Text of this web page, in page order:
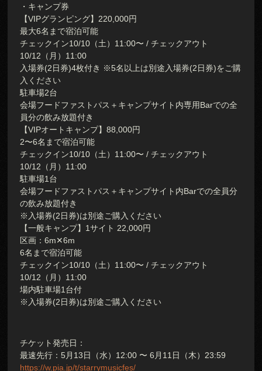
・キャンプ券
【VIPグランピング】220,000円
最大6名まで宿泊可能
チェックイン10/10（土）11:00〜 / チェックアウト
10/12（月）11:00
入場券(2日券)4枚付き ※5名以上は別途入場券(2日券)をご購
入ください
駐車場2台
会場フードファストパス＋キャンプサイト内専用Barでの全
員分の飲み放題付き
【VIPオートキャンプ】88,000円
2〜6名まで宿泊可能
チェックイン10/10（土）11:00〜 / チェックアウト
10/12（月）11:00
駐車場1台
会場フードファストパス＋キャンプサイト内Barでの全員分
の飲み放題付き
※入場券(2日券)は別途ご購入ください
【一般キャンプ】1サイト 22,000円
区画：6m✕6m
6名まで宿泊可能
チェックイン10/10（土）11:00〜 / チェックアウト
10/12（月）11:00
場内駐車場1台付
※入場券(2日券)は別途ご購入ください
チケット発売日：
最速先行：5月13日（水）12:00 〜 6月11日（木）23:59
https://w.pia.jp/t/starrymusicfes/